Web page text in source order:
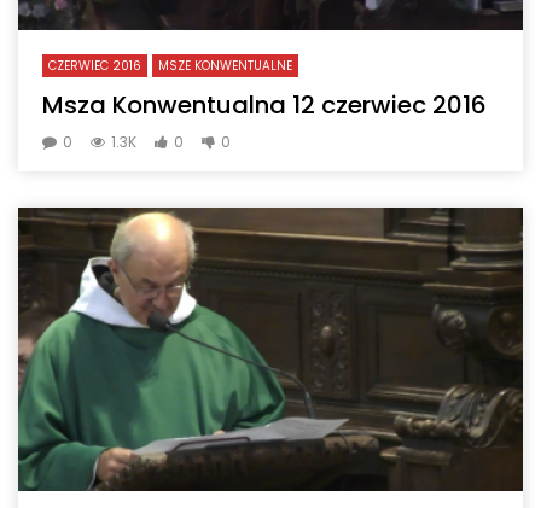
CZERWIEC 2016 MSZE KONWENTUALNE
Msza Konwentualna 12 czerwiec 2016
0 1.3K 0 0